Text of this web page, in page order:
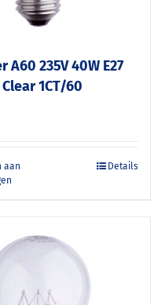
A60 235V 40W E27
1CT/60
aan
Details